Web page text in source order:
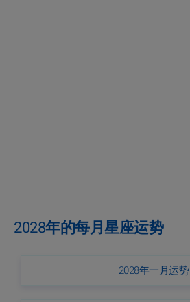
2028年的每月星座运势
2028年一月运势